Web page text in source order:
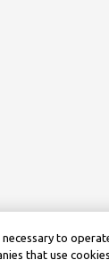
to
that use